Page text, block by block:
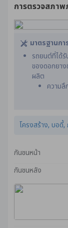
เข็มขัดนิรภัย
ผลิตรถยนต์
นี่เป็นสิ่งสําคั
งานได้อย่า
ของคุณไม่เ
การตรวจสภา
มาตรฐานก
รถยนต์ที่ได้
ของดอกยา
ผลิต
ความ
เราดําเนิน
ร่อง
จากแน
รถม
นอกจากนี้
กันชน กระจก
มาตรฐานกา
โครงสร้าง, บอดี้,
กันชนหน้า
กันชนหลัง